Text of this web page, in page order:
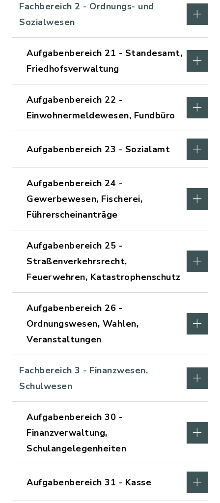
Fachbereich 2 - Ordnungs- und
Sozialwesen
Aufgabenbereich 21 - Standesamt,
Friedhofsverwaltung
Aufgabenbereich 22 -
Einwohnermeldewesen, Fundbüro
Aufgabenbereich 23 - Sozialamt
Aufgabenbereich 24 -
Gewerbewesen, Fischerei,
Führerscheinanträge
Aufgabenbereich 25 -
Straßenverkehrsrecht,
Feuerwehren, Katastrophenschutz
Aufgabenbereich 26 -
Ordnungswesen, Wahlen,
Veranstaltungen
Fachbereich 3 - Finanzwesen,
Schulwesen
Aufgabenbereich 30 -
Finanzverwaltung,
Schulangelegenheiten
Aufgabenbereich 31 - Kasse